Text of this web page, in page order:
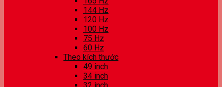
144 Hz
120 Hz
100 Hz
75 Hz
60 Hz
Theo kích thước
49 inch
34 inch